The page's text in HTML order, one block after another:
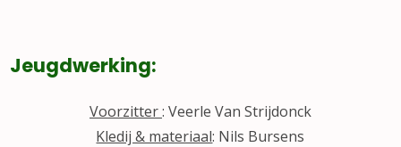
Jeugdwerking:
Voorzitter: Veerle Van Strijdonck
Kledij & materiaal: Nils Bursens